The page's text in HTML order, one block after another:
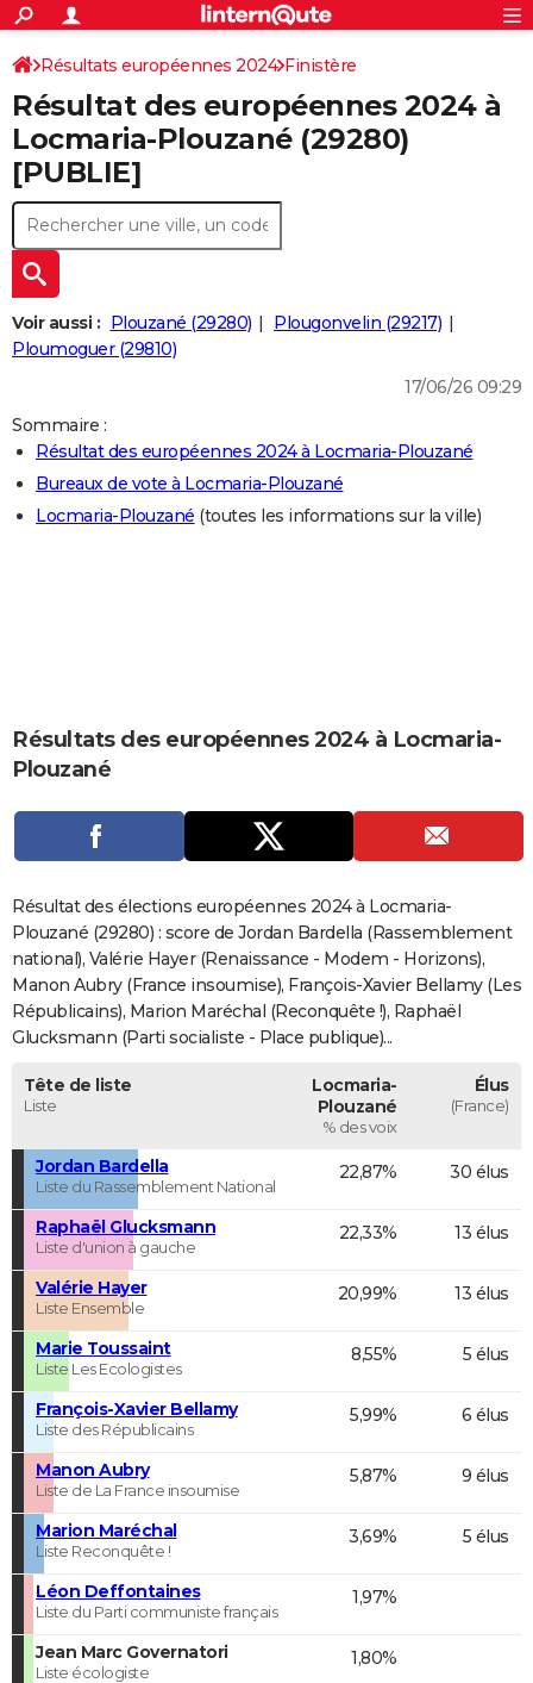
ACTUALITÉS
Politique
Société
Faits Divers
Education
Monde
Villes
+
SPORT
Coupe du monde 2026
Football
Tennis
Cyclisme
Rugby
Forum
Programme TV
TNT
Streaming
Cinéma
Sorties cinéma
Musique
+FINANCE
Retraite
Impôts
Epargne
Immobilier
Risques naturels par ville
Banque
Assurance
CréditAUTO
Essais
Réserver un essai
Citadines
Berlines
SUV
Forum auto
+HIGH-TECH
Mobiles
Meilleur smartphone
Internet
Ordinateurs
Jeux vidéo
Guide high-tech
+
BRICOLAGE
Forum
Aménagement intérieur
Extérieur
Cuisine
Salle de bains
Jardinage
Rangement
+
LIFESTYLE
Art de vivre
Bien-être
Loisirs
Mode
Modes de vie
SANTE
Alimentation
Guide de la santé
Maladies
Médicaments
Sommeil
VOYAGE
Carte de Noël
Carte Bonne année
Carte Saint-Valentin
Carte Pâques
Carte d'anniversaire
COPAINS D'AVANT
AVIS DE DÉCÈS
FORUM
Bricolage
Lifestyle
Culture
Sport
Auto
Television
Voyage
Cinema
S'inscrire
Connexion
Résultats européennes 2024 Finistère
Résultat des européennes 2024 à
Locmaria-Plouzané (29280)
[PUBLIE]
Voir aussi : Plouzané (29280)
Plougonvelin (29217)
Ploumoguer (29810)
17/06/26 09:29
Sommaire :
Résultat des européennes 2024 à Locmaria-Plouzané
Bureaux de vote à Locmaria-Plouzané
Locmaria-Plouzané (toutes les informations sur la ville)
Résultats des européennes 2024 à Locmaria-
Plouzané
Résultat des élections européennes 2024 à Locmaria-
Plouzané (29280) : score de Jordan Bardella (Rassemblement
national), Valérie Hayer (Renaissance - Modem - Horizons),
Manon Aubry (France insoumise), François-Xavier Bellamy (Les
Républicains), Marion Maréchal (Reconquête !), Raphaël
Glucksmann (Parti socialiste - Place publique)...
Tête de liste
Liste
Locmaria-
Plouzané
% des voix
Élus
(France)
Jordan Bardella
Liste du Rassemblement National
22,87% 30 élus
Raphaël Glucksmann
Liste d'union à gauche
22,33% 13 élus
Valérie Hayer
Liste Ensemble
20,99% 13 élus
Marie Toussaint
Liste Les Ecologistes
8,55% 5 élus
François-Xavier Bellamy
Liste des Républicains
5,99% 6 élus
Manon Aubry
Liste de La France insoumise
5,87% 9 élus
Marion Maréchal
Liste Reconquête !
3,69% 5 élus
Léon Deffontaines
Liste du Parti communiste français
1,97%
Jean Marc Governatori
Liste écologiste
1,80%